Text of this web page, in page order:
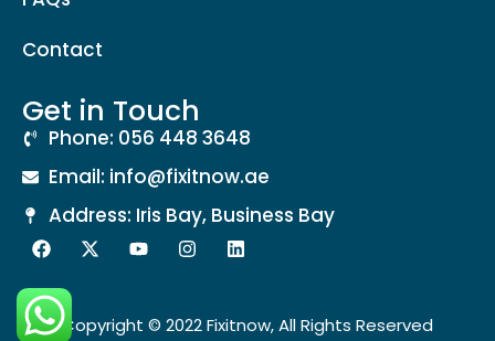
Contact
Get in Touch
Phone: 056 448 3648
Email: info@fixitnow.ae
Address: Iris Bay, Business Bay
Copyright © 2022 Fixitnow, All Rights Reserved